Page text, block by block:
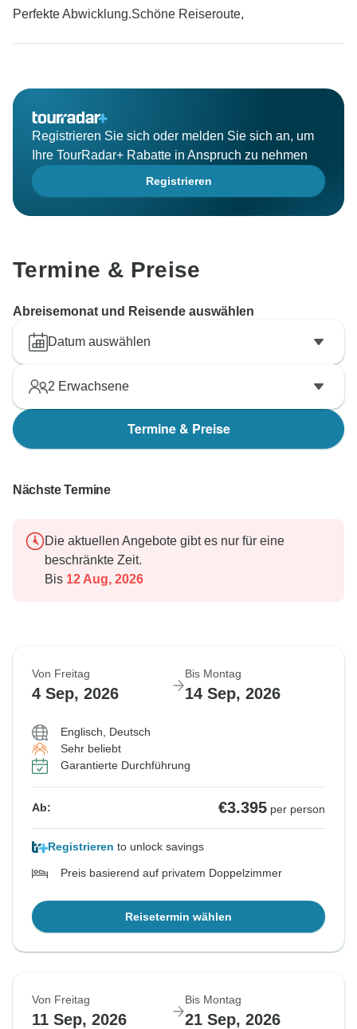
Perfekte Abwicklung.Schöne Reiseroute,
Registrieren Sie sich oder melden Sie sich an, um
Ihre TourRadar+ Rabatte in Anspruch zu nehmen
Registrieren
Termine & Preise
Abreisemonat und Reisende auswählen
Datum auswählen
2 Erwachsene
Termine & Preise
Nächste Termine
Die aktuellen Angebote gibt es nur für eine
beschränkte Zeit.
Bis 12 Aug, 2026
Von Freitag
4 Sep, 2026
Bis Montag
14 Sep, 2026
Englisch, Deutsch
Sehr beliebt
Garantierte Durchführung
Ab: €3.395 per person
Registrieren to unlock savings
Preis basierend auf privatem Doppelzimmer
Reisetermin wählen
Von Freitag
11 Sep, 2026
Bis Montag
21 Sep, 2026